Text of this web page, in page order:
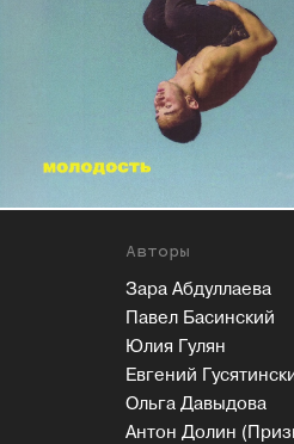
Авторы
Зара Абдуллаева
Павел Басинский
Юлия Гулян
Евгений
Ольга Давыдова
Антон Долин